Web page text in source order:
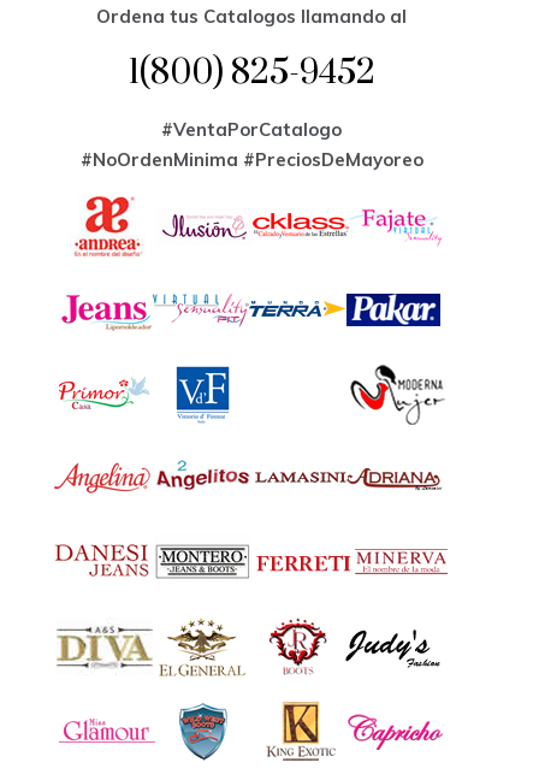
Ordena tus Catalogos llamando al
1(800) 825-9452
#VentaPorCatalogo
#NoOrdenMinima #PreciosDeMayoreo